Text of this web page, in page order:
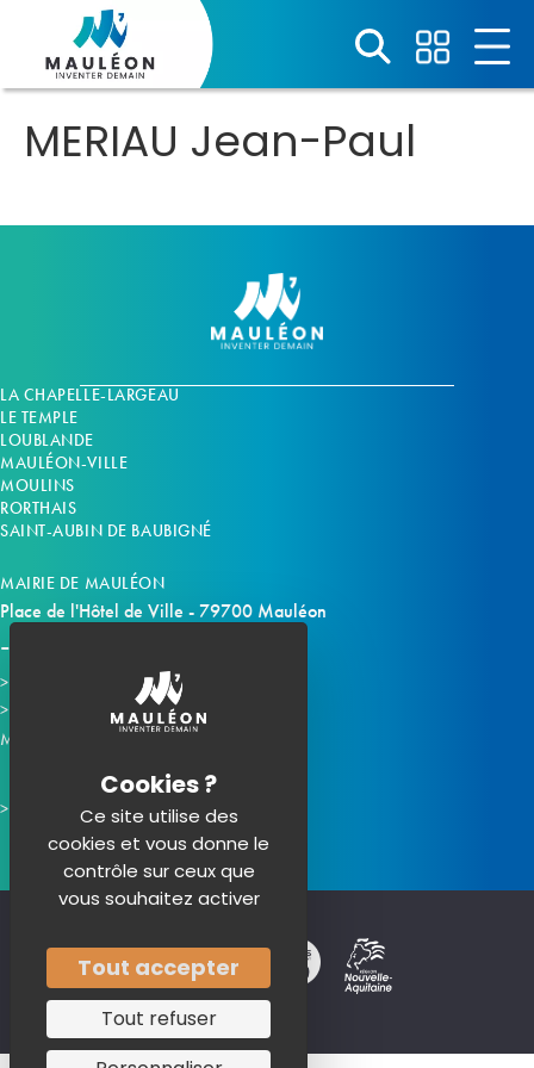
MERIAU Jean-Paul
LA CHAPELLE-LARGEAU
LE TEMPLE
LOUBLANDE
MAULÉON-VILLE
MOULINS
RORTHAIS
SAINT-AUBIN DE BAUBIGNÉ
MAIRIE DE MAULÉON
Place de l'Hôtel de Ville - 79700 Mauléon
Horaires d'ouverture
Contacter la mairie
Mauléon sur les réseaux :
Panneau de gestion des cookies
Ce site utilise des
cookies et vous donne le
contrôle sur ceux que
vous souhaitez activer
Tout accepter
Tout refuser